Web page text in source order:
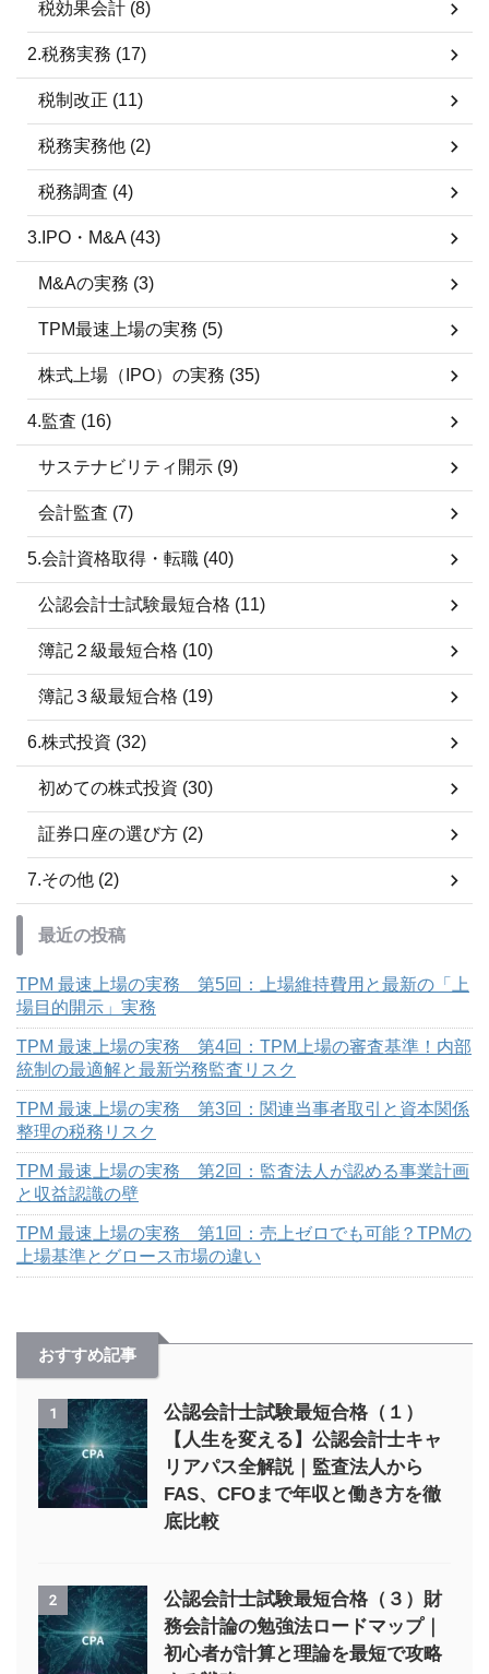
税効果会計 (8)
2.税務実務 (17)
税制改正 (11)
税務実務他 (2)
税務調査 (4)
3.IPO・M&A (43)
M&Aの実務 (3)
TPM最速上場の実務 (5)
株式上場（IPO）の実務 (35)
4.監査 (16)
サステナビリティ開示 (9)
会計監査 (7)
5.会計資格取得・転職 (40)
公認会計士試験最短合格 (11)
簿記２級最短合格 (10)
簿記３級最短合格 (19)
6.株式投資 (32)
初めての株式投資 (30)
証券口座の選び方 (2)
7.その他 (2)
最近の投稿
TPM 最速上場の実務 第5回：上場維持費用と最新の「上
場目的開示」実務
TPM 最速上場の実務 第4回：TPM上場の審査基準！内部
統制の最適解と最新労務監査リスク
TPM 最速上場の実務 第3回：関連当事者取引と資本関係
整理の税務リスク
TPM 最速上場の実務 第2回：監査法人が認める事業計画
と収益認識の壁
TPM 最速上場の実務 第1回：売上ゼロでも可能？TPMの
上場基準とグロース市場の違い
おすすめ記事
1
公認会計士試験最短合格（１）
【人生を変える】公認会計士キャ
リアパス全解説｜監査法人から
FAS、CFOまで年収と働き方を徹
底比較
2
公認会計士試験最短合格（３）財
務会計論の勉強法ロードマップ｜
初心者が計算と理論を最短で攻略